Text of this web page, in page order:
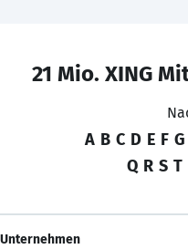
21 Mio. XING
A B C D E F G
Q R S T
Unternehmen